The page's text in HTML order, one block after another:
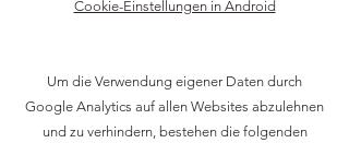
Cookie-Einstellungen in Android
Um die Verwendung eigener Daten durch
Google Analytics auf allen Websites abzulehnen
und zu verhindern, bestehen die folgenden